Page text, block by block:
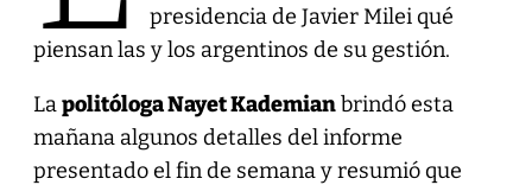
presidencia de Javier Milei qué
piensan las y los argentinos de su gestión.
Lapolitóloga Nayet Kademianbrindó esta
mañana algunos detalles del informe
presentado el fin de semana y resumió que